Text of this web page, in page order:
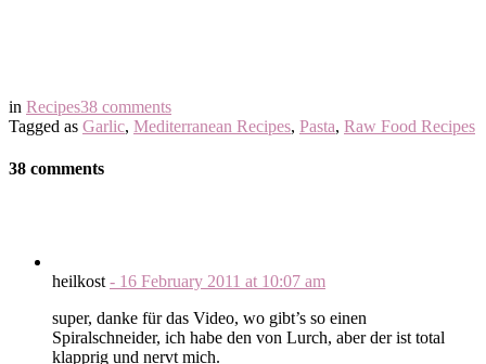
in Recipes38 comments
Tagged as Garlic, Mediterranean Recipes, Pasta, Raw Food Recipes
38 comments
heilkost - 16 February 2011 at 10:07 am
super, danke für das Video, wo gibt’s so einen
Spiralschneider, ich habe den von Lurch, aber der ist total
klapprig und nervt mich.